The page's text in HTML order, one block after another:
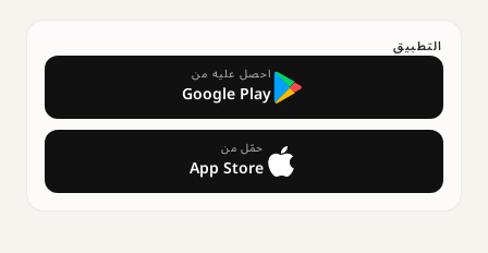
التطبيق
احصل عليه من
Google Play
حمّل من
App Store